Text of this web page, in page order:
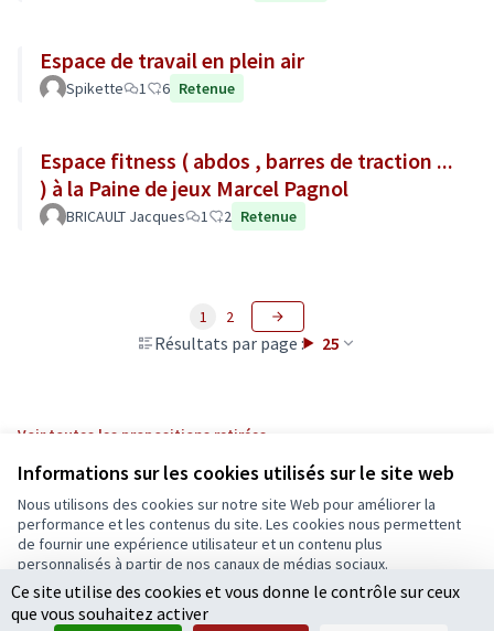
Informations sur les cookies utilisés sur le site web
Nous utilisons des cookies sur notre site Web pour améliorer la
performance et les contenus du site. Les cookies nous permettent
de fournir une expérience utilisateur et un contenu plus
personnalisés à partir de nos canaux de médias sociaux.
Tout accepter
Accepter seulement les cookies essentiels
Espace de travail en plein air
Spikette 1 6 Retenue
Espace fitness ( abdos , barres de traction ...
) à la Paine de jeux Marcel Pagnol
BRICAULT Jacques 1 2 Retenue
Résultats par page : 25
1 2
Voir toutes les propositions retirées
Conditions d'utilisation
Paramètres des cookies
Ecrivons Angers sur X
(Lien externe)
Ecrivons Angers sur Facebook
(Lien externe)
Ce site utilise des cookies et vous donne le contrôle sur ceux
que vous souhaitez activer